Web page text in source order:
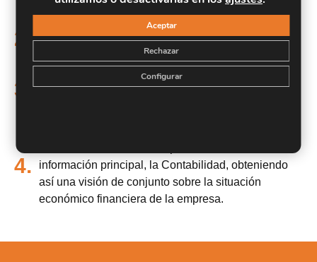
contabilidad.
2.
Analizar las principales cargas fiscales a las que
una empresa debe hacer frente.
3.
Comprender los distintos conceptos del riesgo
delimitando las condiciones óptimas para la
4.
información principal, la Contabilidad, obteniendo
así una visión de conjunto sobre la situación
económico financiera de la empresa.
Aceptar
Rechazar
Configurar